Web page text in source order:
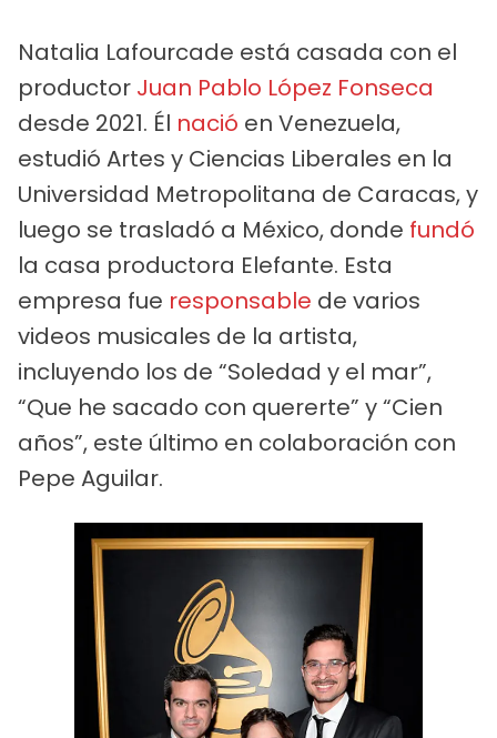
Natalia Lafourcade está casada con el
productor Juan Pablo López Fonseca
desde 2021. Él nació en Venezuela,
estudió Artes y Ciencias Liberales en la
Universidad Metropolitana de Caracas, y
luego se trasladó a México, donde fundó
la casa productora Elefante. Esta
empresa fue responsable de varios
videos musicales de la artista,
incluyendo los de “Soledad y el mar”,
“Que he sacado con quererte” y “Cien
años”, este último en colaboración con
Pepe Aguilar.